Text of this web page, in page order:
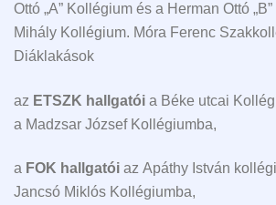
Ottó „A” Kollégium és a Herman Ottó
Mihály Kollégium. Móra Ferenc
Diáklakások
az ETSZK hallgatói a Béke utcai
a Madzsar József Kollégiumba,
a FOK hallgatói az Apáthy István
Jancsó Miklós Kollégiumba,